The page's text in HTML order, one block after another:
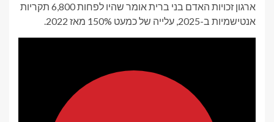
ארגון זכויות האדם בני ברית אומר שהיו לפחות 6,800 תקריות
אנטישמיות ב-2025, עלייה של כמעט 150% מאז 2022.